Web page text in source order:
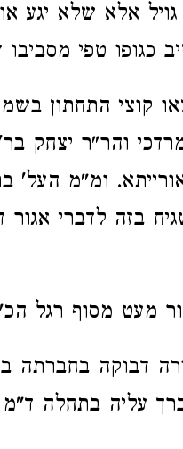
גויל אלא שלא יגע
כגופו טפי מסביבו
קוצי התחתון
והר"ר יצחק
ומ"מ העל'
בזה לדברי אגור
מעט מסוף רגל
דבוקה בחברתה
עליה בתחלה